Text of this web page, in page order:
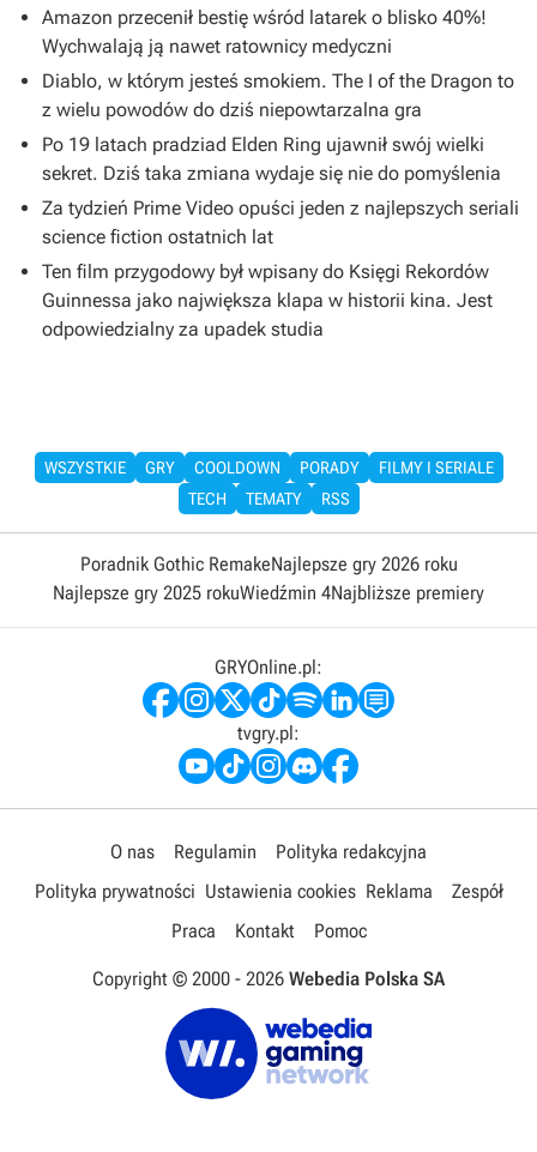
Amazon przecenił bestię wśród latarek o blisko 40%!
Wychwalają ją nawet ratownicy medyczni
Diablo, w którym jesteś smokiem. The I of the Dragon to
z wielu powodów do dziś niepowtarzalna gra
Po 19 latach pradziad Elden Ring ujawnił swój wielki
sekret. Dziś taka zmiana wydaje się nie do pomyślenia
Za tydzień Prime Video opuści jeden z najlepszych seriali
science fiction ostatnich lat
Ten film przygodowy był wpisany do Księgi Rekordów
Guinnessa jako największa klapa w historii kina. Jest
odpowiedzialny za upadek studia
WSZYSTKIE GRY COOLDOWN PORADY
FILMY I SERIALE
TECH
TEMATY RSS
Poradnik Gothic RemakeNajlepsze gry 2026 roku
Najlepsze gry 2025 rokuWiedźmin 4Najbliższe premiery
GRYOnline.pl:
tvgry.pl:
O nas Regulamin
Polityka redakcyjna
Polityka prywatności Ustawienia cookies Reklama
Zespół
Praca
Kontakt Pomoc
Copyright © 2000 - 2026 Webedia Polska SA